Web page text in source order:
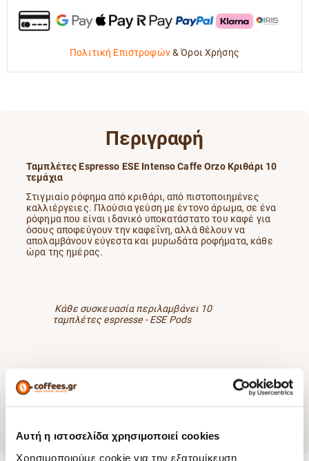
Αυτή η ιστοσελίδα χρησιμοποιεί cookies
Χρησιμοποιούμε cookie για την εξατομίκευση
Πολιτική Επιστροφών&Όροι Χρήσης
Περιγραφή
Ταμπλέτες Espresso ESE Intenso Caffe Orzo Κριθάρι 10
τεμάχια
Στιγμιαίο ρόφημα από κριθάρι, από πιστοποιημένες
καλλιέργειες. Πλούσια γεύση με έντονο άρωμα, σε ένα
ρόφημα που είναι ιδανικό υποκατάστατο του καφέ για
όσους αποφεύγουν την καφεΐνη, αλλά θέλουν να
απολαμβάνουν εύγεστα και μυρωδάτα ροφήματα, κάθε
ώρα της ημέρας.
Κάθε συσκευασία περιλαμβάνει 10
ταμπλέτες espresse - ESE Pods